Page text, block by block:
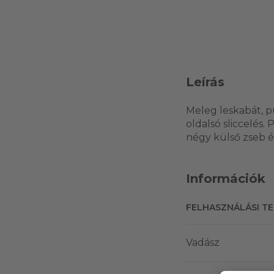
Leírás
Meleg leskabát,
oldalsó
négy külső zseb
Információk
FELHASZNÁLÁSI
Vadász